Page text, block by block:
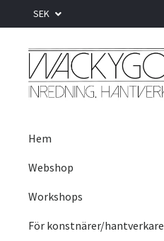
SEK
Hem
Webshop
Workshops
För konstnärer/hantverkare